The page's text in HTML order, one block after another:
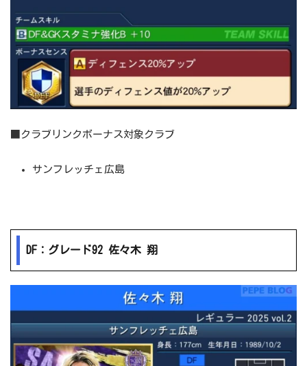
■クラブリンクボーナス対象クラブ
サンフレッチェ広島
DF：グレード92 佐々木 翔